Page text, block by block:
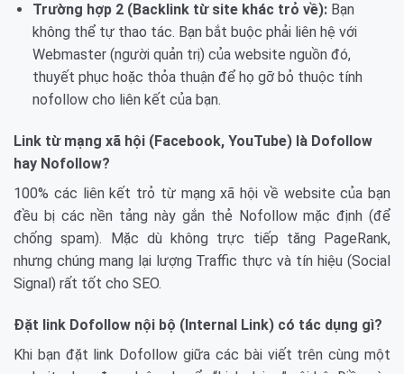
Trường hợp 2 (Backlink từ site khác trỏ về):Bạn
không thể tự thao tác. Bạn bắt buộc phải liên hệ với
Webmaster (người quản trị) của website nguồn đó,
thuyết phục hoặc thỏa thuận để họ gỡ bỏ thuộc tính
nofollow cho liên kết của bạn.
Link từ mạng xã hội (Facebook, YouTube) là Dofollow
hay Nofollow?
100% các liên kết trỏ từ mạng xã hội về website của bạn
đều bị các nền tảng này gắn thẻ Nofollow mặc định (để
chống spam). Mặc dù không trực tiếp tăng PageRank,
nhưng chúng mang lại lượng Traffic thực và tín hiệu (Social
Signal) rất tốt cho SEO.
Đặt link Dofollow nội bộ (Internal Link) có tác dụng gì?
Khi bạn đặt link Dofollow giữa các bài viết trên cùng một